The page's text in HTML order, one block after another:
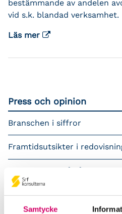
Samtycke
bestämmande av andelen
vid s.k. blandad verksamhet.
Läs mer
Press och opinion
Branschen i siffror
Framtidsutsikter i
Prenumerera på våra
Pressrum